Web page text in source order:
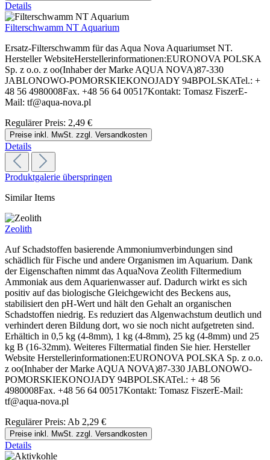
Details
Filterschwamm NT Aquarium
Ersatz-Filterschwamm für das Aqua Nova Aquariumset NT.
Hersteller WebsiteHerstellerinformationen:EURONOVA POLSKA
Sp. z o.o. z oo(Inhaber der Marke AQUA NOVA)87-330
JABLONOWO-POMORSKIEKONOJADY 94BPOLSKATel.: +
48 56 4980008Fax. +48 56 64 00517Kontakt: Tomasz FiszerE-
Mail: tf@aqua-nova.pl
Regulärer Preis: 2,49 €
Preise inkl. MwSt. zzgl. Versandkosten
Details
Produktgalerie überspringen
Similar Items
Zeolith
Auf Schadstoffen basierende Ammoniumverbindungen sind
schädlich für Fische und andere Organismen im Aquarium. Dank
der Eigenschaften nimmt das AquaNova Zeolith Filtermedium
Ammoniak aus dem Aquarienwasser auf. Dadurch wirkt es sich
positiv auf das biologische Gleichgewicht des Beckens aus,
stabilisiert den pH-Wert und hält den Gehalt an organischen
Schadstoffen niedrig. Es reduziert das Algenwachstum deutlich und
verhindert deren Bildung dort, wo sie noch nicht aufgetreten sind.
Erhältich in 0,5 kg (4-8mm), 1 kg (4-8mm), 25 kg (4-8mm) und 25
kg B (16-32mm). Weiteres Filtermatial finden Sie hier. Hersteller
Website Herstellerinformationen:EURONOVA POLSKA Sp. z o.o.
z oo(Inhaber der Marke AQUA NOVA)87-330 JABLONOWO-
POMORSKIEKONOJADY 94BPOLSKATel.: + 48 56
4980008Fax. +48 56 64 00517Kontakt: Tomasz FiszerE-Mail:
tf@aqua-nova.pl
Regulärer Preis: Ab 2,29 €
Preise inkl. MwSt. zzgl. Versandkosten
Details